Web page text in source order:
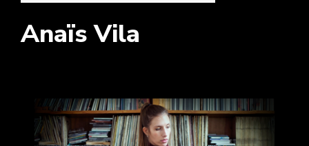
Anaïs Vila